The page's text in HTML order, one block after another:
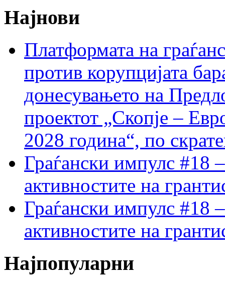
Најнови
Платформата на
против корупцијата
донесувањето на
проектот „Скопје –
2028 година“, по
Граѓански импулс #18
активностите на
Граѓански импулс #18
активностите на
Најпопуларни